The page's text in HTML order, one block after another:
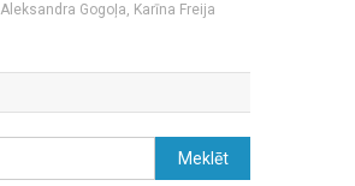
Aleksandra Gogoļa, Karīna Freija
Meklēt: